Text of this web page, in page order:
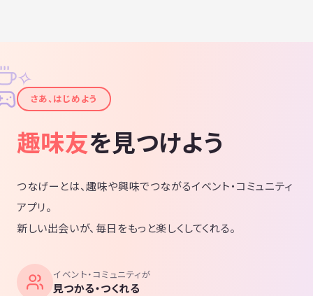
✦
✧
さあ、はじめよう
趣味友を見つけよう
つなげーとは、趣味や興味でつながるイベント・コミュニティ
アプリ。
新しい出会いが、毎日をもっと楽しくしてくれる。
イベント・コミュニティが
見つかる・つくれる